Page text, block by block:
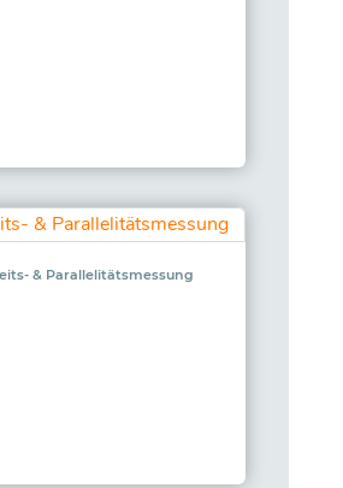
& Parallelitätsmessung